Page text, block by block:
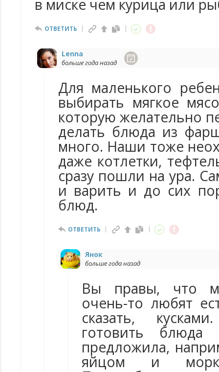
в миске чем курица или
ОТВЕТИТЬ
Lenna
больше года назад
Для маленького
выбирать мягкое
которую желательно
делать блюда из
много. Наши тоже
даже котлетки,
сразу пошли на ура.
и варить и до сих
блюд.
ОТВЕТИТЬ
Янок
больше года назад
Вы правы, что
очень-то любят
сказать,
готовить
предложила,
яйцом и